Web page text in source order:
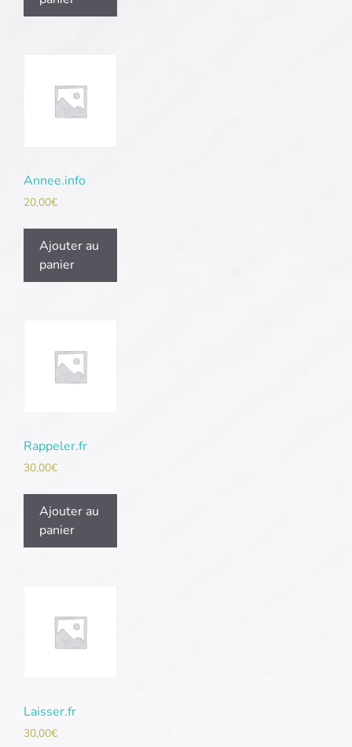
Annee.info
20,00€
Ajouter au
panier
Rappeler.fr
30,00€
Ajouter au
panier
Laisser.fr
30,00€